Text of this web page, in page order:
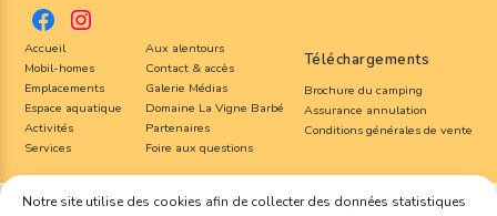
Notre site utilise des cookies afin de collecter des données statistiques
Accueil
Mobil-homes
Emplacements
Espace aquatique
Activités
Services
Aux alentours
Contact & accès
Galerie Médias
Domaine La Vigne Barbé
Partenaires
Foire aux questions
Téléchargements
Brochure du camping
Assurance annulation
Conditions générales de vente